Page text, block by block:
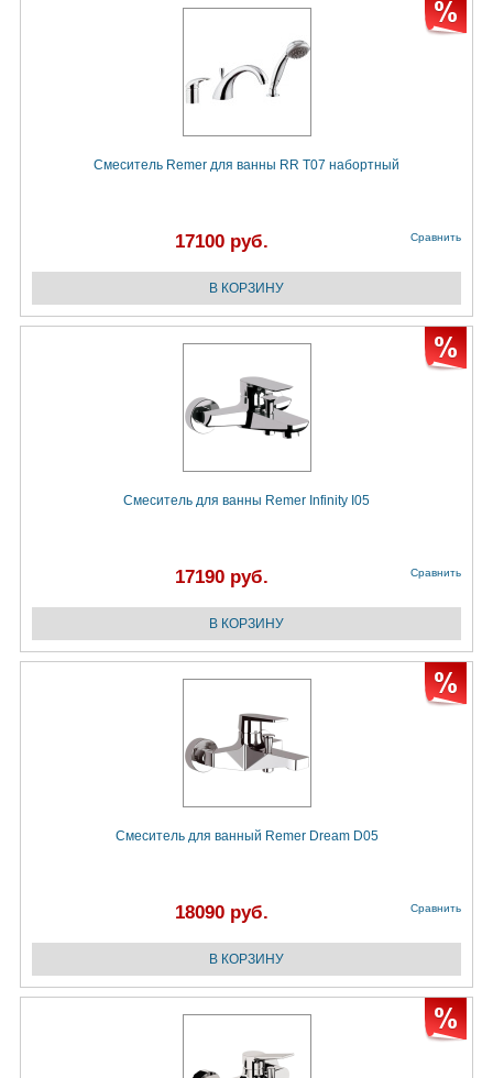
Смеситель Remer для ванны RR T07 набортный
17100 руб. Сравнить
Смеситель для ванны Remer Infinity I05
17190 руб. Сравнить
Смеситель для ванный Remer Dream D05
18090 руб. Сравнить